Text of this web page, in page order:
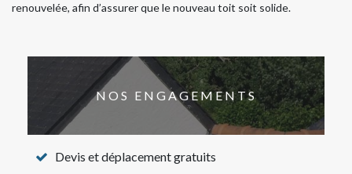
renouvelée, afin d’assurer que le nouveau toit soit solide.
NOS ENGAGEMENTS
Devis et déplacement gratuits